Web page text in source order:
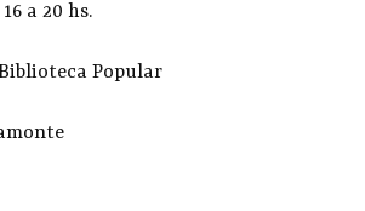
a 20 hs.
Popular